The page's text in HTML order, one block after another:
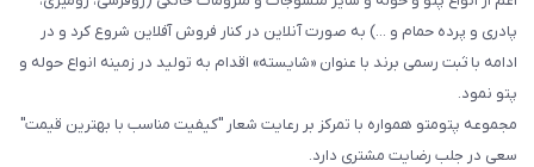
پادری و پرده حمام و ...) به صورت آنلاین در کنار فروش آفلاین شروع کرد و در
ادامه با ثبت رسمی برند با عنوان «شایسته» اقدام به تولید در زمینه انواع حوله و
پتو نمود.
مجموعه پتومتو همواره با تمرکز بر رعایت شعار "کیفیت مناسب با بهترین قیمت"
سعی در جلب رضایت مشتری دارد.